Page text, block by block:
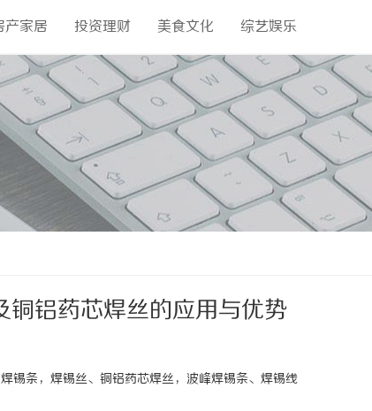
产家居 投资理财 美食文化 综艺娱乐
铝药芯焊丝的应用与优势
锡条，焊锡丝、铜铝药芯焊丝，波峰焊锡条、焊锡线